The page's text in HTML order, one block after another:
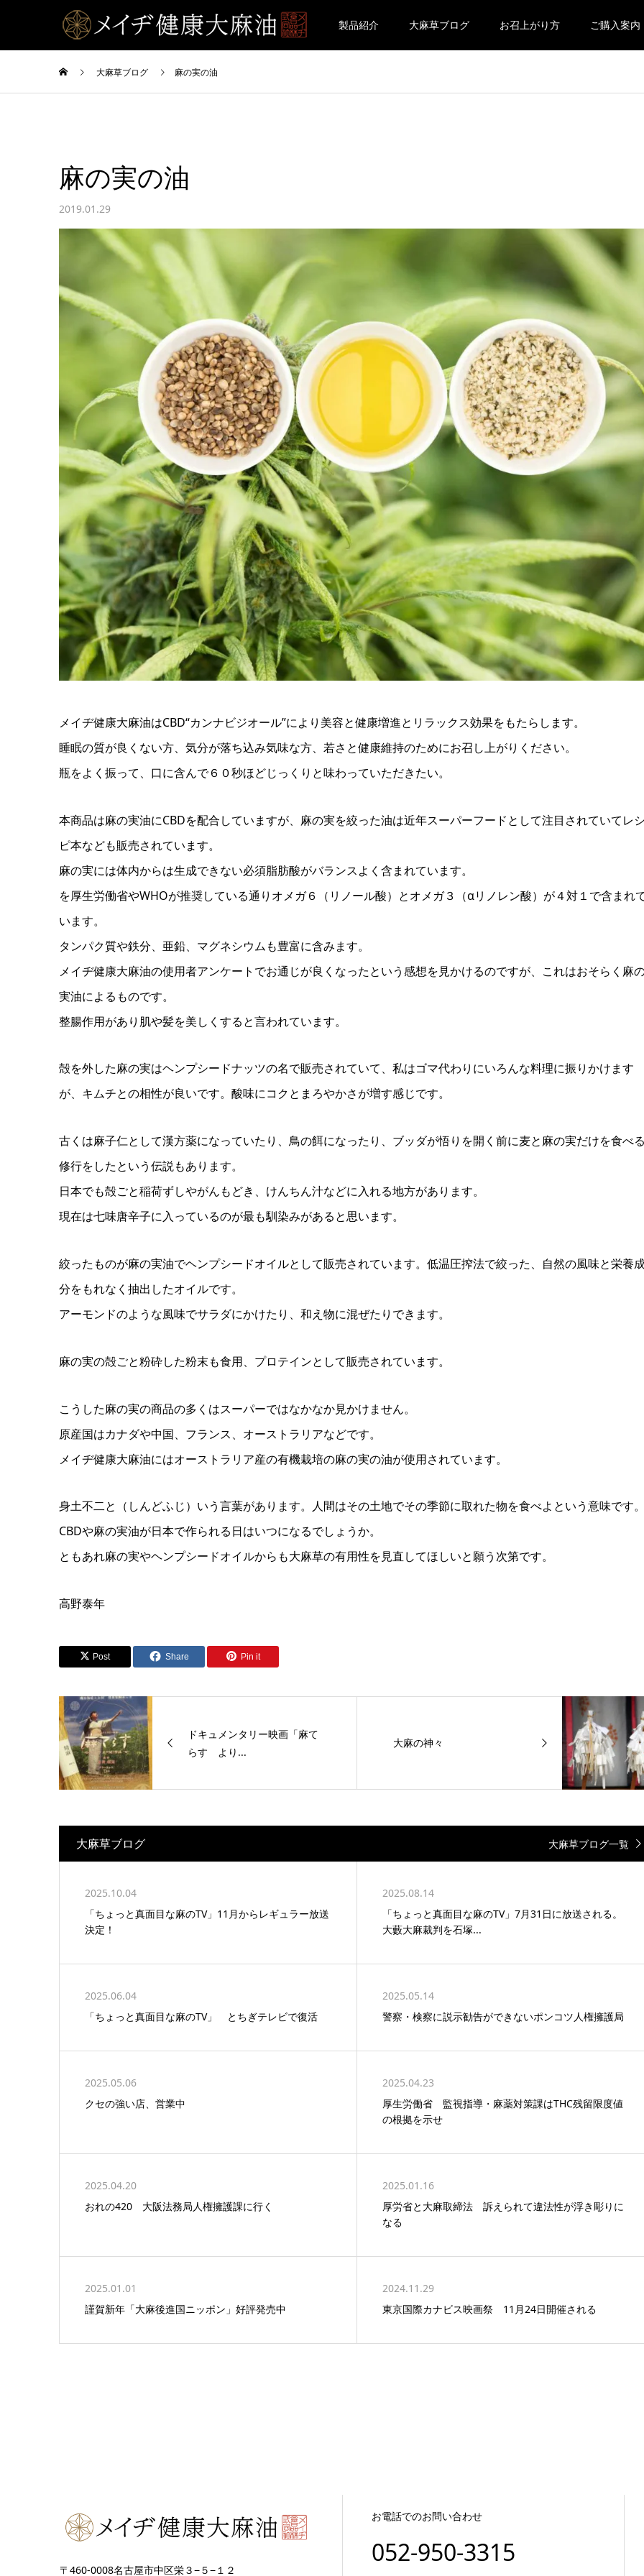
製品紹介 大麻草ブログ お召上がり方 ご購入案内
大麻草ブログ 麻の実の油
麻の実の油
2019.01.29
メイヂ健康大麻油はCBD“カンナビジオール”により美容と健康増進とリラックス効果をもたらします。
睡眠の質が良くない方、気分が落ち込み気味な方、若さと健康維持のためにお召し上がりください。
瓶をよく振って、口に含んで６０秒ほどじっくりと味わっていただきたい。
本商品は麻の実油にCBDを配合していますが、麻の実を絞った油は近年スーパーフードとして注目されていてレ
ピ本なども販売されています。
麻の実には体内からは生成できない必須脂肪酸がバランスよく含まれています。
を厚生労働省やWHOが推奨している通りオメガ６（リノール酸）とオメガ３（αリノレン酸）が４対１で含まれ
います。
タンパク質や鉄分、亜鉛、マグネシウムも豊富に含みます。
メイヂ健康大麻油の使用者アンケートでお通じが良くなったという感想を見かけるのですが、これはおそらく麻
実油によるものです。
整腸作用があり肌や髪を美しくすると言われています。
殻を外した麻の実はヘンプシードナッツの名で販売されていて、私はゴマ代わりにいろんな料理に振りかけます
が、キムチとの相性が良いです。酸味にコクとまろやかさが増す感じです。
古くは麻子仁として漢方薬になっていたり、鳥の餌になったり、ブッダが悟りを開く前に麦と麻の実だけを食べ
修行をしたという伝説もあります。
日本でも殻ごと稲荷ずしやがんもどき、けんちん汁などに入れる地方があります。
現在は七味唐辛子に入っているのが最も馴染みがあると思います。
絞ったものが麻の実油でヘンプシードオイルとして販売されています。低温圧搾法で絞った、自然の風味と栄養
分をもれなく抽出したオイルです。
アーモンドのような風味でサラダにかけたり、和え物に混ぜたりできます。
麻の実の殻ごと粉砕した粉末も食用、プロテインとして販売されています。
こうした麻の実の商品の多くはスーパーではなかなか見かけません。
原産国はカナダや中国、フランス、オーストラリアなどです。
メイヂ健康大麻油にはオーストラリア産の有機栽培の麻の実の油が使用されています。
身土不二と（しんどふじ）いう言葉があります。人間はその土地でその季節に取れた物を食べよという意味です
CBDや麻の実油が日本で作られる日はいつになるでしょうか。
ともあれ麻の実やヘンプシードオイルからも大麻草の有用性を見直してほしいと願う次第です。
高野泰年
Post Share Pin it
ドキュメンタリー映画「麻て
らす より...
大麻の神々
大麻草ブログ 大麻草ブログ一覧
2025.10.04
「ちょっと真面目な麻のTV」11月からレギュラー放送
決定！
2025.08.14
「ちょっと真面目な麻のTV」7月31日に放送される。
大藪大麻裁判を石塚...
2025.06.04
「ちょっと真面目な麻のTV」 とちぎテレビで復活
2025.05.14
警察・検察に説示勧告ができないポンコツ人権擁護局
2025.05.06
クセの強い店、営業中
2025.04.23
厚生労働省 監視指導・麻薬対策課はTHC残留限度値
の根拠を示せ
2025.04.20
おれの420 大阪法務局人権擁護課に行く
2025.01.16
厚労省と大麻取締法 訴えられて違法性が浮き彫りに
なる
2025.01.01
謹賀新年「大麻後進国ニッポン」好評発売中
2024.11.29
東京国際カナビス映画祭 11月24日開催される
〒460-0008名古屋市中区栄３−５−１２
お電話でのお問い合わせ
052-950-3315